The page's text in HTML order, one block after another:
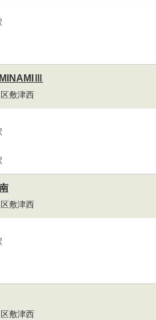
敷津西
敷津西
敷津西